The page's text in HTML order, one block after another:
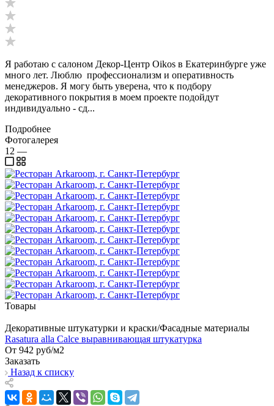
Я работаю с салоном Декор-Центр Oikos в Екатеринбурге уже
много лет. Люблю профессионализм и оперативность
менеджеров. Я могу быть уверена, что к подбору
декоративного покрытия в моем проекте подойдут
индивидуально - сд...
Подробнее
Фотогалерея
12 —
Товары
Декоративные штукатурки и краски/Фасадные материалы
Rasatura alla Calce выравнивающая штукатурка
От 942 руб/м2
Заказать
Назад к списку